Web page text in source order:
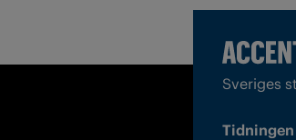
Sveriges
Tidningen